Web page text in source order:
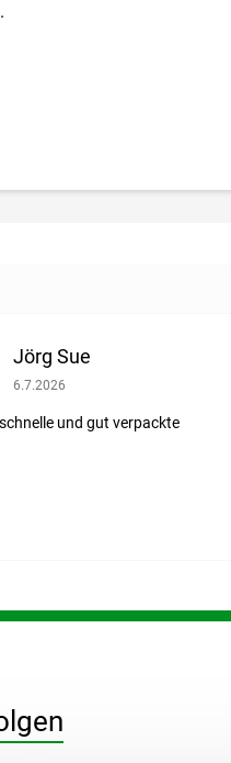
Jörg Sue
Die Shop-Bewertung beträgt 5
6.7.2026
und gut verpackte